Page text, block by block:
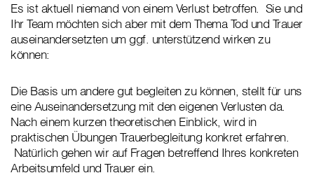
Es ist aktuell niemand von einem Verlust betroffen. Sie und
Ihr Team möchten sich aber mit dem Thema Tod und Trauer
auseinandersetzten um ggf. unterstützend wirken zu
können:
Die Basis um andere gut begleiten zu können, stellt für uns
eine Auseinandersetzung mit den eigenen Verlusten da.
Nach einem kurzen theoretischen Einblick, wird in
praktischen Übungen Trauerbegleitung konkret erfahren.
Natürlich gehen wir auf Fragen betreffend Ihres konkreten
Arbeitsumfeld und Trauer ein.